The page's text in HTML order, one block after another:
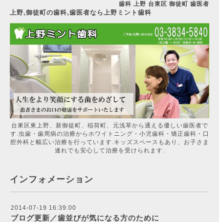
歯科 上野 台東区 御徒町 歯医者
上野,御徒町の歯科,歯医者なら上野ミント歯科
台東区東上野、新御徒町、稲荷町、元浅草から通える優しい歯医者で
す.虫歯・歯周病の治療からホワイトニング・小児歯科・矯正歯科・口
腔外科と幅広い治療を行っています.キッズスペースもあり、お子さま
連れでも安心して治療を受けられます.
インフォメーション
2014-07-19 16:39:00
ブログ更新／歯並びが気になる方のために